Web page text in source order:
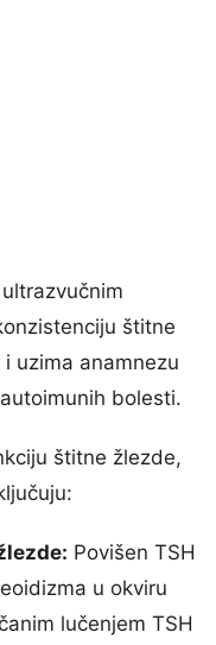
štitne
i uzima anamnezu
bolesti.
štitne žlezde,
Povišen TSH
u okviru
lučenjem TSH